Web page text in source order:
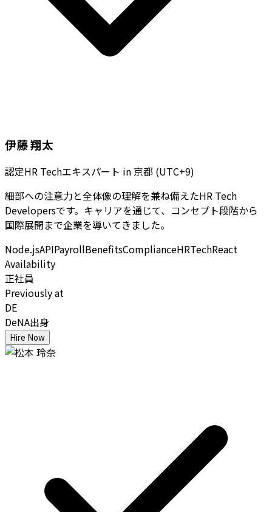
伊藤 翔太
認定HR Techエキスパート in京都 (UTC+9)
細部への注意力と全体像の理解を兼ね備えたHR Tech
Developersです。キャリアを通じて、コンセプト段階から
国際展開まで企業を導いてきました。
Node.jsAPIPayrollBenefitsComplianceHRTechReact
Availability
正社員
Previously at
DE
DeNA出身
Hire Now